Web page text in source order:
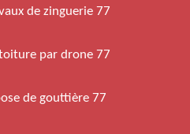
de zinguerie 77
par drone 77
de gouttière 77